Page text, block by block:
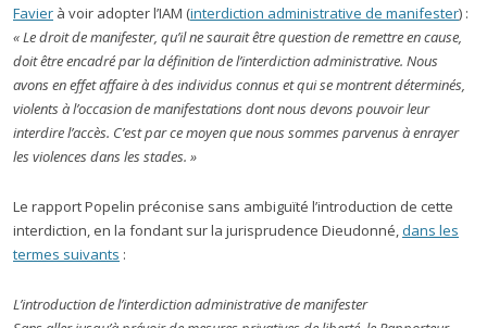
Favier à voir adopter l’IAM (interdiction administrative de manifester) :
« Le droit de manifester, qu’il ne saurait être question de remettre en cause,
doit être encadré par la définition de l’interdiction administrative. Nous
avons en effet affaire à des individus connus et qui se montrent déterminés,
violents à l’occasion de manifestations dont nous devons pouvoir leur
interdire l’accès. C’est par ce moyen que nous sommes parvenus à enrayer
les violences dans les stades. »
Le rapport Popelin préconise sans ambiguïté l’introduction de cette
interdiction, en la fondant sur la jurisprudence Dieudonné,dans les
termes suivants :
L’introduction de l’interdiction administrative de manifester